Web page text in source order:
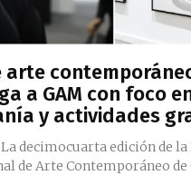
arte
a GAM con foco
y actividades
decimocuarta edición de la
de Arte Contemporáneo de